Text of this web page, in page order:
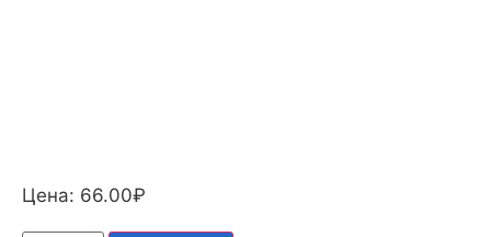
Цена: 66.00₽